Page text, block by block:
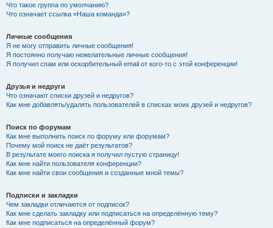
Что такое группа по умолчанию?
Что означает ссылка «Наша команда»?
Личные сообщения
Я не могу отправить личные сообщения!
Я постоянно получаю нежелательные личные сообщения!
Я получил спам или оскорбительный email от кого-то с этой конференции!
Друзья и недруги
Что означают списки друзей и недругов?
Как мне добавлять/удалять пользователей в списках моих друзей и недругов?
Поиск по форумам
Как мне выполнить поиск по форуму или форумам?
Почему мой поиск не даёт результатов?
В результате моего поиска я получил пустую страницу!
Как мне найти пользователя конференции?
Как мне найти свои сообщения и созданные мной темы?
Подписки и закладки
Чем закладки отличаются от подписок?
Как мне сделать закладку или подписаться на определённую тему?
Как мне подписаться на определённый форум?